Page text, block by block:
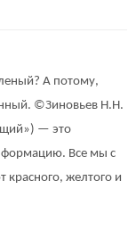
А потому,
©Зиновьев Н.Н.
— это
Все мы с
красного, желтого и